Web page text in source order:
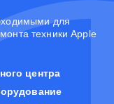
для
техники Apple
центра